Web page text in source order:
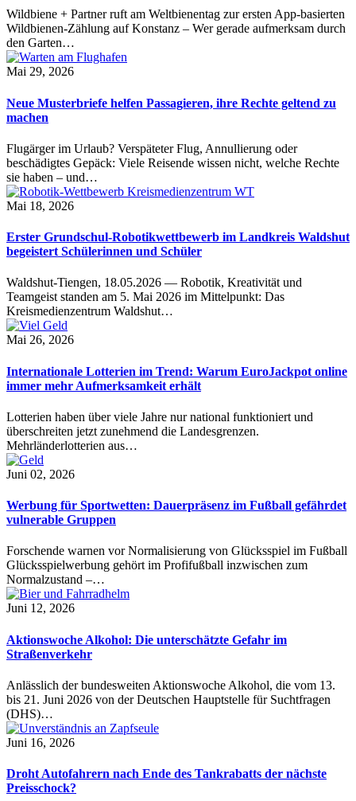
Wildbiene + Partner ruft am Weltbienentag zur ersten App-basierten
Wildbienen-Zählung auf Konstanz – Wer gerade aufmerksam durch
den Garten…
Mai 29, 2026
Neue Musterbriefe helfen Passagieren, ihre Rechte geltend zu
machen
Flugärger im Urlaub? Verspäteter Flug, Annullierung oder
beschädigtes Gepäck: Viele Reisende wissen nicht, welche Rechte
sie haben – und…
Mai 18, 2026
Erster Grundschul-Robotikwettbewerb im Landkreis Waldshut
begeistert Schülerinnen und Schüler
Waldshut-Tiengen, 18.05.2026 — Robotik, Kreativität und
Teamgeist standen am 5. Mai 2026 im Mittelpunkt: Das
Kreismedienzentrum Waldshut…
Mai 26, 2026
Internationale Lotterien im Trend: Warum EuroJackpot online
immer mehr Aufmerksamkeit erhält
Lotterien haben über viele Jahre nur national funktioniert und
überschreiten jetzt zunehmend die Landesgrenzen.
Mehrländerlotterien aus…
Juni 02, 2026
Werbung für Sportwetten: Dauerpräsenz im Fußball gefährdet
vulnerable Gruppen
Forschende warnen vor Normalisierung von Glücksspiel im Fußball
Glücksspielwerbung gehört im Profifußball inzwischen zum
Normalzustand –…
Juni 12, 2026
Aktionswoche Alkohol: Die unterschätzte Gefahr im
Straßenverkehr
Anlässlich der bundesweiten Aktionswoche Alkohol, die vom 13.
bis 21. Juni 2026 von der Deutschen Hauptstelle für Suchtfragen
(DHS)…
Juni 16, 2026
Droht Autofahrern nach Ende des Tankrabatts der nächste
Preisschock?